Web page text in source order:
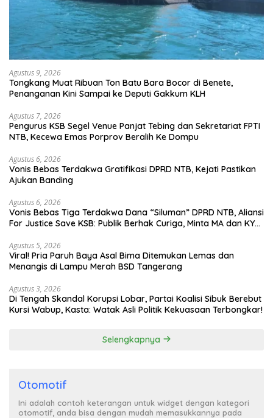
Agustus 9, 2026
Tongkang Muat Ribuan Ton Batu Bara Bocor di Benete,
Penanganan Kini Sampai ke Deputi Gakkum KLH
Agustus 7, 2026
Pengurus KSB Segel Venue Panjat Tebing dan Sekretariat FPTI
NTB, Kecewa Emas Porprov Beralih Ke Dompu
Agustus 6, 2026
Vonis Bebas Terdakwa Gratifikasi DPRD NTB, Kejati Pastikan
Ajukan Banding
Agustus 6, 2026
Vonis Bebas Tiga Terdakwa Dana “Siluman” DPRD NTB, Aliansi
For Justice Save KSB: Publik Berhak Curiga, Minta MA dan KY
Agustus 5, 2026
Viral! Pria Paruh Baya Asal Bima Ditemukan Lemas dan
Menangis di Lampu Merah BSD Tangerang
Agustus 3, 2026
Di Tengah Skandal Korupsi Lobar, Partai Koalisi Sibuk Berebut
Kursi Wabup, Kasta: Watak Asli Politik Kekuasaan Terbongkar!
Selengkapnya
Otomotif
Ini adalah contoh keterangan untuk widget dengan kategori
otomotif, anda bisa dengan mudah memasukkannya pada